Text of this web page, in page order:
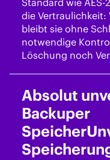
Standard wie
die Vertraulichkeit:
bleibt sie ohne
notwendige
Löschung noch
Absolut
Backuper
Speicher